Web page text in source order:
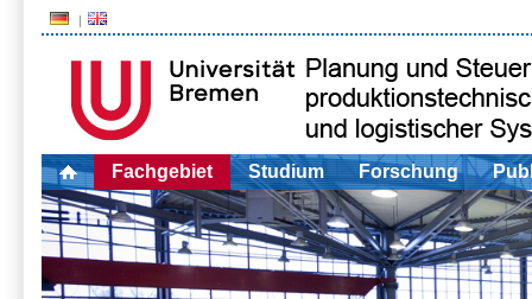
Fachgebiet Studium Forschung